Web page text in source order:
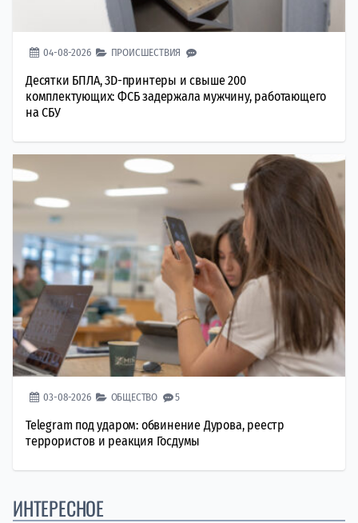
04-08-2026 ПРОИСШЕСТВИЯ
Десятки БПЛА, 3D-принтеры и свыше 200
комплектующих: ФСБ задержала мужчину, работающего
на СБУ
03-08-2026 ОБЩЕСТВО 5
Telegram под ударом: обвинение Дурова, реестр
террористов и реакция Госдумы
ИНТЕРЕСНОЕ